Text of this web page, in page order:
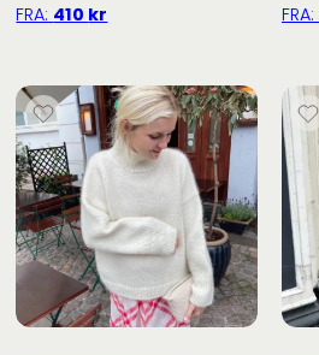
FRA: 410 kr FRA: